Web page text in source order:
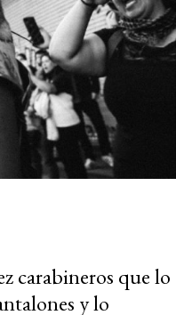
carabineros que lo
y lo